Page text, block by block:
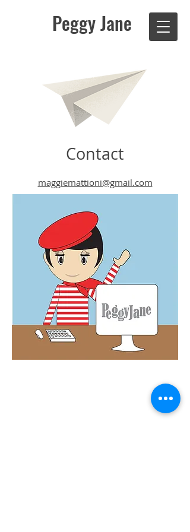
Peggy Jane
Contact
maggiemattioni@gmail.com